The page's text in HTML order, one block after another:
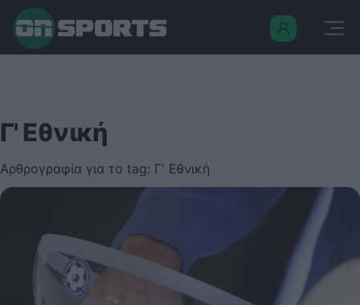
Γ' Εθνική
Αρθρογραφία για το tag: Γ' Εθνική